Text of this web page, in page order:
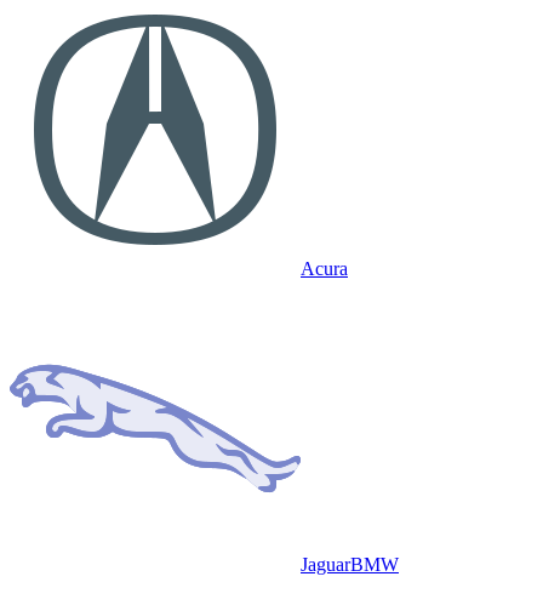
Acura
JaguarBMW